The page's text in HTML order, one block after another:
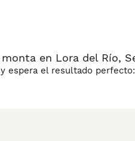
y «gato oriental
y elegancia a su hogar.
en Lora del Río,
espera el resultado perfecto: